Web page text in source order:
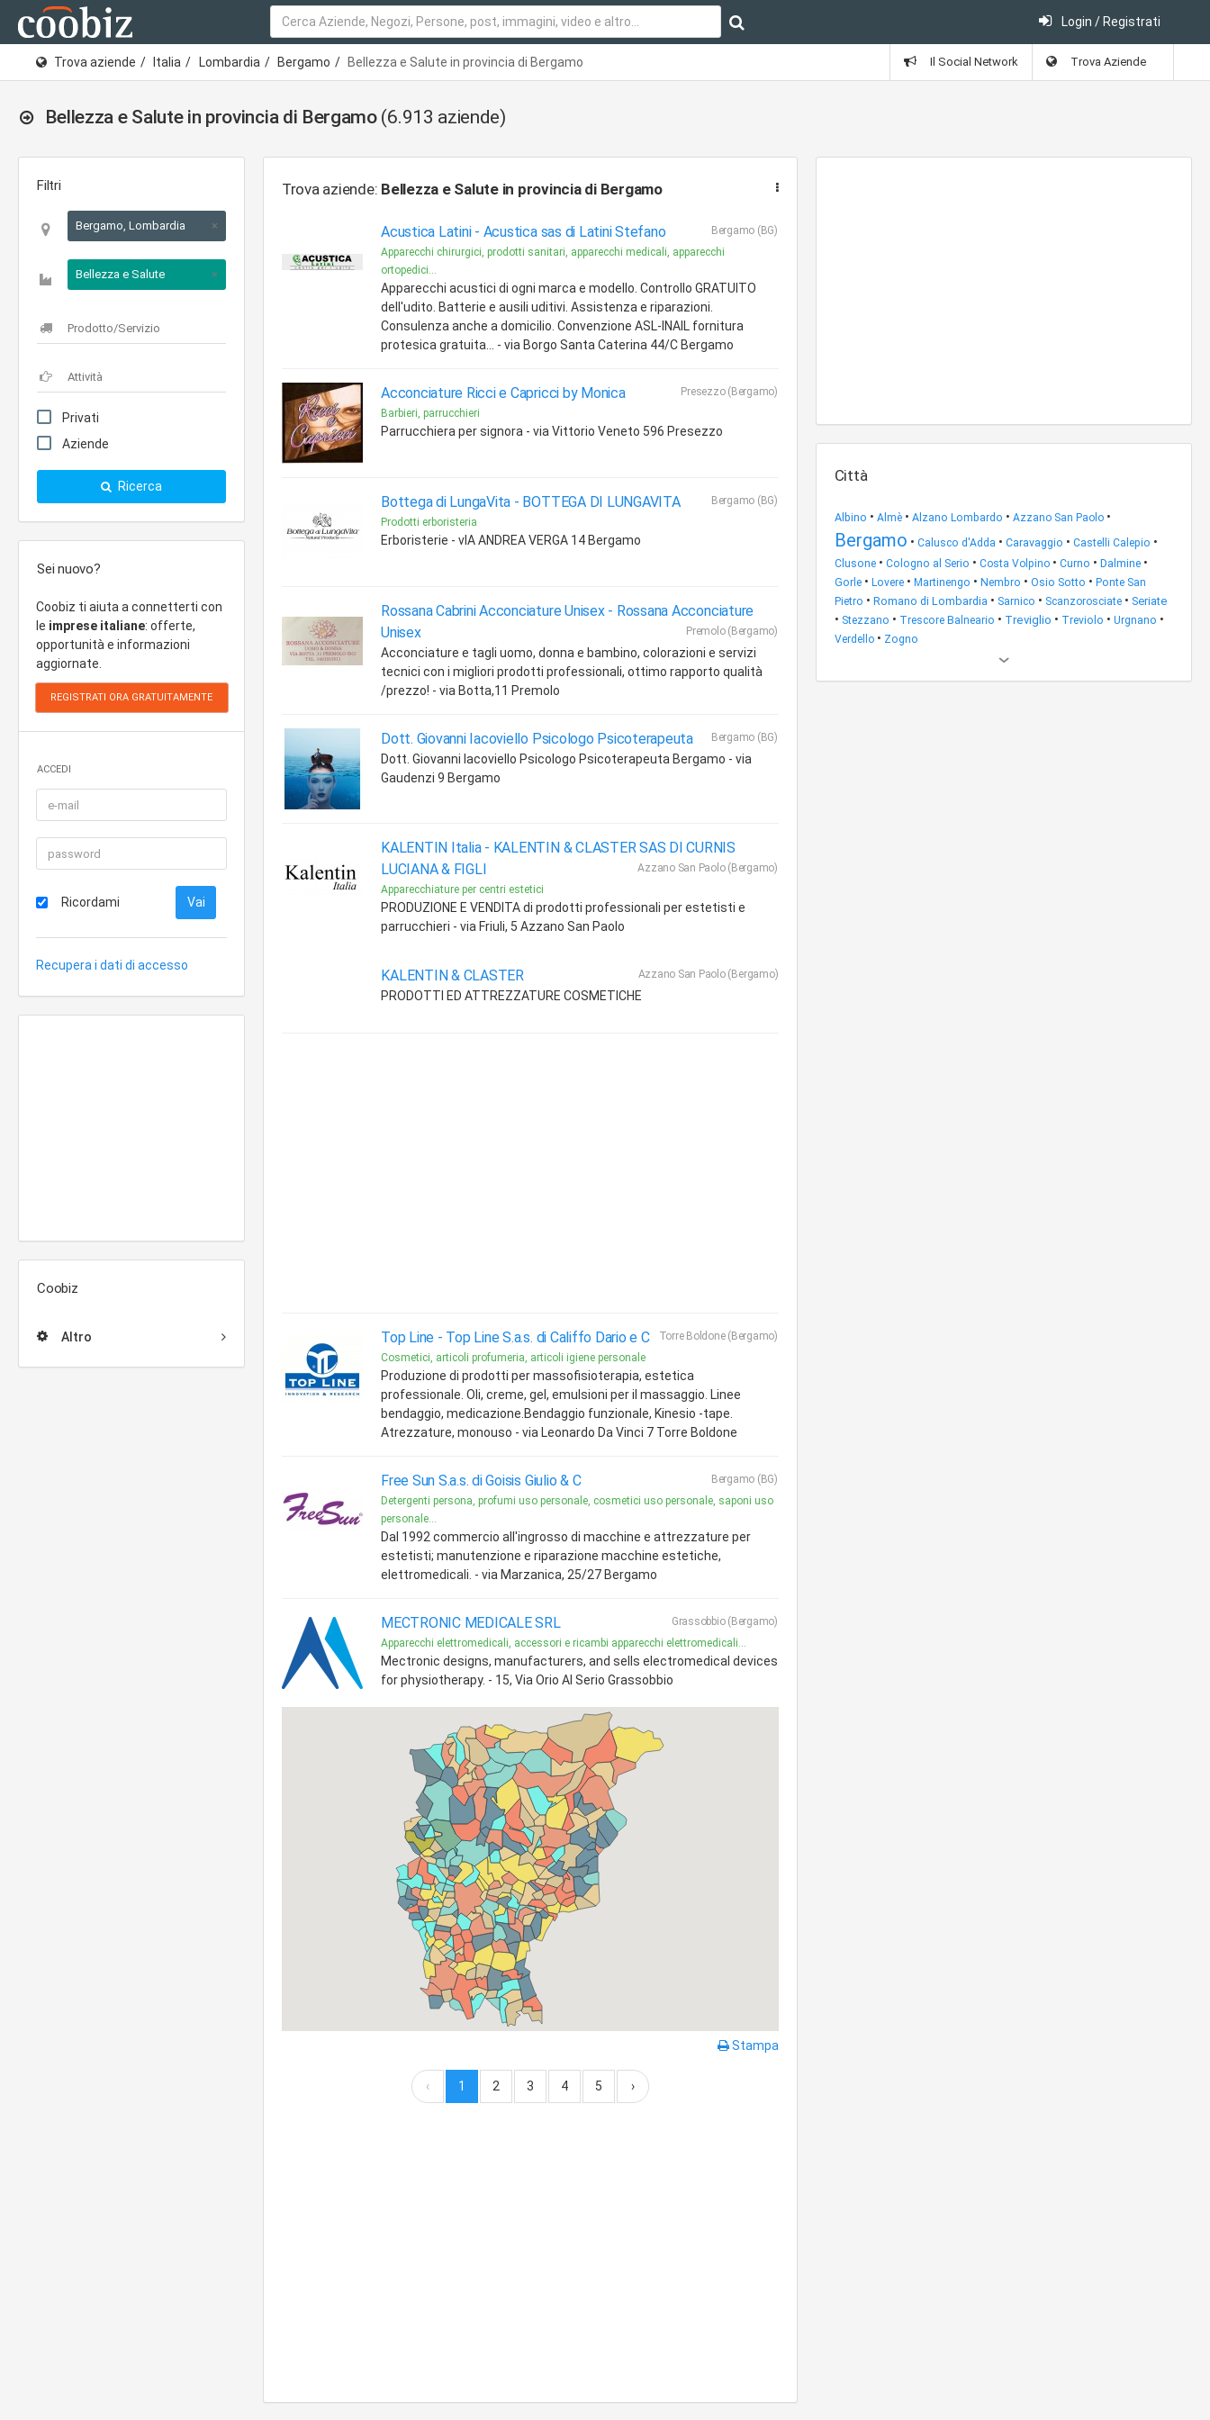
Login / Registrati
Trova aziende Italia Lombardia Bergamo Bellezza e Salute in provincia di Bergamo Il Social Network Trova Aziende
Bellezza e Salute in provincia di Bergamo (6.913 aziende)
Filtri
Bergamo, Lombardia ×
Bellezza e Salute ×
Privati
Aziende
Ricerca
Sei nuovo?
Coobiz ti aiuta a connetterti con
le imprese italiane: offerte,
opportunità e informazioni
aggiornate.
ACCEDI
Ricordami
Recupera i dati di accesso
Coobiz
Altro
Trova aziende: Bellezza e Salute in provincia di Bergamo
Acustica Latini - Acustica sas di Latini Stefano
Bergamo (BG)
Apparecchi chirurgici, prodotti sanitari, apparecchi medicali, apparecchi
ortopedici...
Apparecchi acustici di ogni marca e modello. Controllo GRATUITO
dell'udito. Batterie e ausili uditivi. Assistenza e riparazioni.
Consulenza anche a domicilio. Convenzione ASL-INAIL fornitura
protesica gratuita... - via Borgo Santa Caterina 44/C Bergamo
Acconciature Ricci e Capricci by Monica
Presezzo (Bergamo)
Barbieri, parrucchieri
Parrucchiera per signora - via Vittorio Veneto 596 Presezzo
Bottega di LungaVita - BOTTEGA DI LUNGAVITA
Bergamo (BG)
Prodotti erboristeria
Erboristerie - vIA ANDREA VERGA 14 Bergamo
Rossana Cabrini Acconciature Unisex - Rossana Acconciature
Unisex
Premolo (Bergamo)
Acconciature e tagli uomo, donna e bambino, colorazioni e servizi
tecnici con i migliori prodotti professionali, ottimo rapporto qualità
/prezzo! - via Botta,11 Premolo
Dott. Giovanni Iacoviello Psicologo Psicoterapeuta Bergamo (BG)
Dott. Giovanni Iacoviello Psicologo Psicoterapeuta Bergamo - via
Gaudenzi 9 Bergamo
KALENTIN Italia - KALENTIN & CLASTER SAS DI CURNIS
LUCIANA & FIGLI
Azzano San Paolo (Bergamo)
Apparecchiature per centri estetici
PRODUZIONE E VENDITA di prodotti professionali per estetisti e
parrucchieri - via Friuli, 5 Azzano San Paolo
KALENTIN & CLASTER Azzano San Paolo (Bergamo)
PRODOTTI ED ATTREZZATURE COSMETICHE
Top Line - Top Line S.a.s. di Califfo Dario e C
Torre Boldone (Bergamo)
Cosmetici, articoli profumeria, articoli igiene personale
Produzione di prodotti per massofisioterapia, estetica
professionale. Oli, creme, gel, emulsioni per il massaggio. Linee
bendaggio, medicazione.Bendaggio funzionale, Kinesio -tape.
Atrezzature, monouso - via Leonardo Da Vinci 7 Torre Boldone
Free Sun S.a.s. di Goisis Giulio & C
Bergamo (BG)
Detergenti persona, profumi uso personale, cosmetici uso personale, saponi uso
personale...
Dal 1992 commercio all'ingrosso di macchine e attrezzature per
estetisti; manutenzione e riparazione macchine estetiche,
elettromedicali. - via Marzanica, 25/27 Bergamo
MECTRONIC MEDICALE SRL
Grassobbio (Bergamo)
Apparecchi elettromedicali, accessori e ricambi apparecchi elettromedicali...
Mectronic designs, manufacturers, and sells electromedical devices
for physiotherapy. - 15, Via Orio Al Serio Grassobbio
Stampa
‹ 1 2 3 4 5 ›
Città
Albino • Almè • Alzano Lombardo • Azzano San Paolo •
Bergamo • Calusco d'Adda • Caravaggio • Castelli Calepio •
Clusone • Cologno al Serio • Costa Volpino • Curno • Dalmine •
Gorle • Lovere • Martinengo • Nembro • Osio Sotto • Ponte San
Pietro • Romano di Lombardia • Sarnico • Scanzorosciate • Seriate
• Stezzano • Trescore Balneario • Treviglio • Treviolo • Urgnano •
Verdello • Zogno